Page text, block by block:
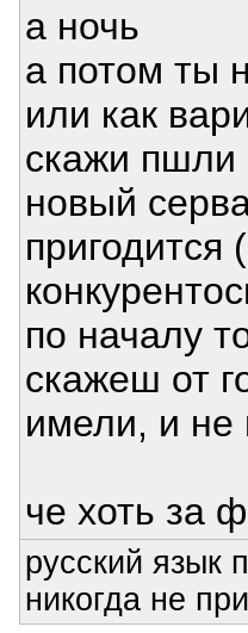
а ночь
а потом ты
или как
скажи пшли
новый
по началу
скажеш от
имели, и не
че хоть за
русский язык
никогда не